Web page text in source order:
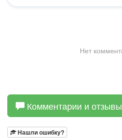
Комментарии и отзывы
Нашли ошибку?